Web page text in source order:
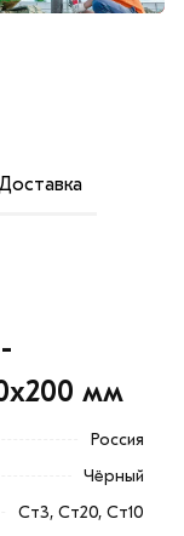
мм
Россия
Чёрный
Ст3, Ст20, Ст10